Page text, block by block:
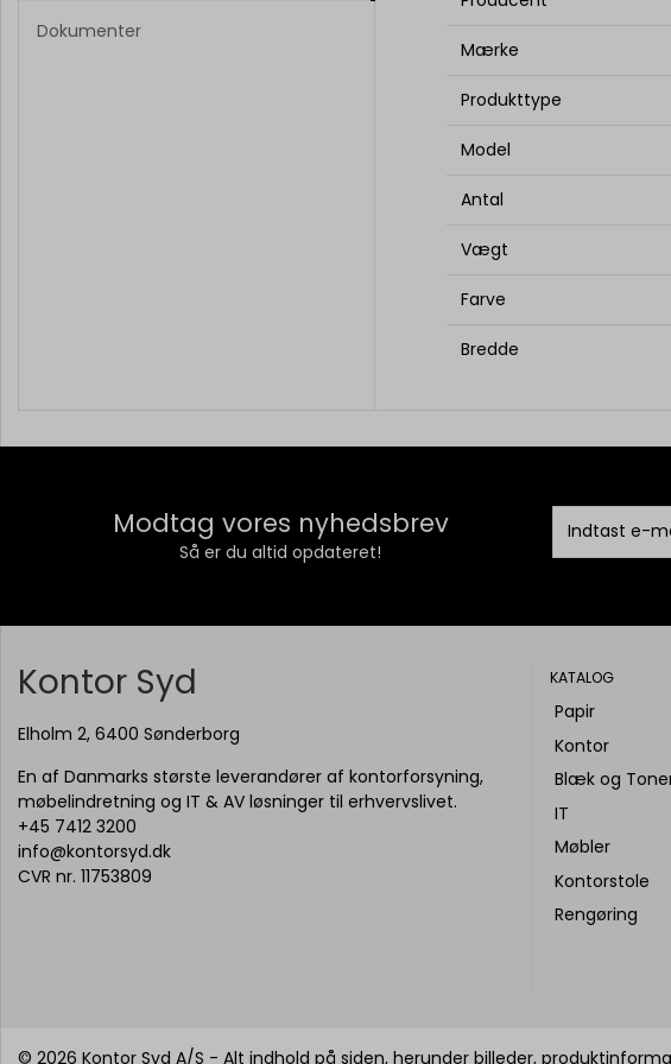
Dokumenter
Mærke
Produkttype
Model
Antal
Vægt
Farve
Bredde
Modtag vores nyhedsbrev
Så er du altid opdateret!
Kontor Syd
Elholm 2, 6400 Sønderborg
En af Danmarks største leverandører af kontorforsyning,
møbelindretning og IT & AV løsninger til erhvervslivet.
+45 7412 3200
info@kontorsyd.dk
CVR nr. 11753809
KATALOG
Papir
Kontor
Blæk og
IT
Møbler
Kontorstole
Rengøring
© 2026 Kontor Syd A/S - Alt indhold på siden, herunder billeder,